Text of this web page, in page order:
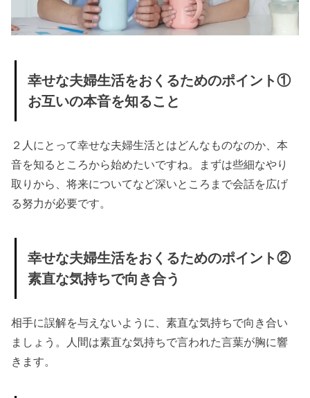
「あり
がと
伝える
› 夫婦生活のあ
考えよう
› 理想の夫婦生
活と現実の違
い、受け入れ
› 最後に
幸せな夫婦生活をおくるためのポイント①
お互いの本音を知ること
２人にとって幸せな夫婦生活とはどんなものなのか、本
音を知るところから始めたいですね。まずは些細なやり
取りから、将来についてなど深いところまで会話を広げ
る努力が必要です。
幸せな夫婦生活をおくるためのポイント②
素直な気持ちで向き合う
相手に誤解を与えないように、素直な気持ちで向き合い
ましょう。人間は素直な気持ちで言われた言葉が胸に響
きます。